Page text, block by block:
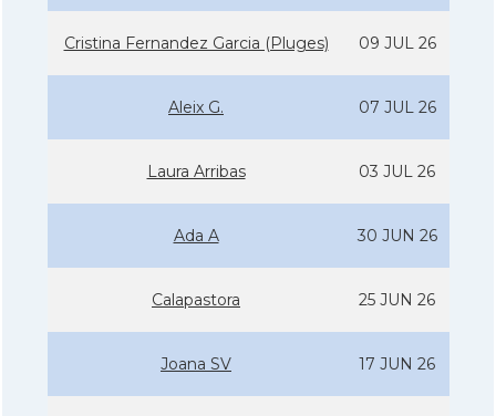
Cristina Fernandez Garcia (Pluges) 09 JUL 26
Aleix G. 07 JUL 26
Laura Arribas 03 JUL 26
Ada A 30 JUN 26
Calapastora 25 JUN 26
Joana SV 17 JUN 26